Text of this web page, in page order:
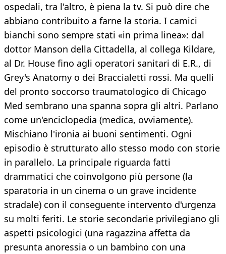
ospedali, tra l'altro, è piena la tv. Si può dire che
abbiano contribuito a farne la storia. I camici
bianchi sono sempre stati «in prima linea»: dal
dottor Manson della Cittadella, al collega Kildare,
al Dr. House fino agli operatori sanitari di E.R., di
Grey's Anatomy o dei Braccialetti rossi. Ma quelli
del pronto soccorso traumatologico di Chicago
Med sembrano una spanna sopra gli altri. Parlano
come un'enciclopedia (medica, ovviamente).
Mischiano l'ironia ai buoni sentimenti. Ogni
episodio è strutturato allo stesso modo con storie
in parallelo. La principale riguarda fatti
drammatici che coinvolgono più persone (la
sparatoria in un cinema o un grave incidente
stradale) con il conseguente intervento d'urgenza
su molti feriti. Le storie secondarie privilegiano gli
aspetti psicologici (una ragazzina affetta da
presunta anoressia o un bambino con una